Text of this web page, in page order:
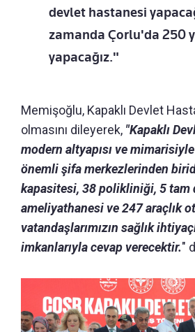
devlet hastanesi
zamanda Çorlu'da 250
yapacağız."
Memişoğlu, Kapaklı Devlet
olmasını dileyerek, "Kapaklı
modern altyapısı ve
önemli şifa merkezlerinden
kapasitesi, 38 polikliniği, 5 tam
ameliyathanesi ve 247 araçlık
vatandaşlarımızın sağlık
imkanlarıyla cevap verecektir."